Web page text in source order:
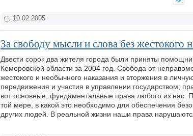
10.02.2005
За свободу мысли и слова без жестокого
Двести сорок два жителя города были приняты
Кемеровской области за 2004 год. Свобода от
жестокого и необычного наказания и вторжения в
передвижения и участия в управлении государством;
вот основные, фундаментальные права любого из нас.
той мере, в какой это необходимо для обеспечения
других людей. В реальной жизни наши права